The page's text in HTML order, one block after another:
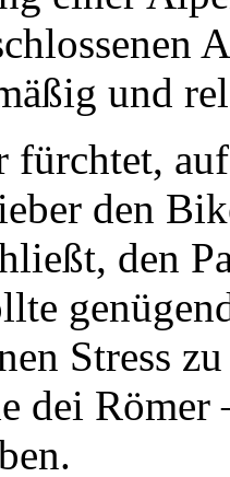
und
fürchtet,
den
den
Stress
dei